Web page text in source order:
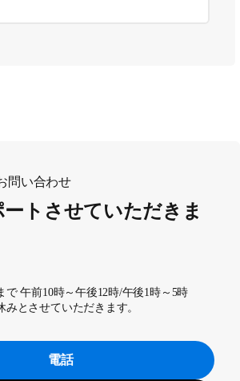
問い合わせ
トさせていただきま
で 午前10時～午後12時/午後1時～5時
とさせていただきます。
電話